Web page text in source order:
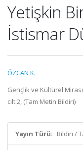
Yetişkin
İstismar
ÖZCAN K.
Gençlik ve Kültürel
cilt.2, (Tam Metin Bildiri)
Yayın Türü: Bildiri /